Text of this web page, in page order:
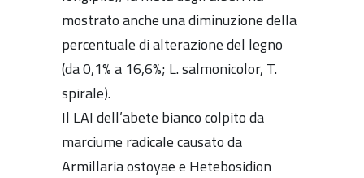
mostrato anche una diminuzione della
percentuale di alterazione del legno
(da 0,1% a 16,6%; L. salmonicolor, T.
spirale).
Il LAI dell’abete bianco colpito da
marciume radicale causato da
Armillaria ostoyae e Hetebosidion